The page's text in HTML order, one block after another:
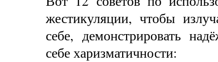
жестикуляции, чтобы
себе, демонстрировать
себе харизматичности: